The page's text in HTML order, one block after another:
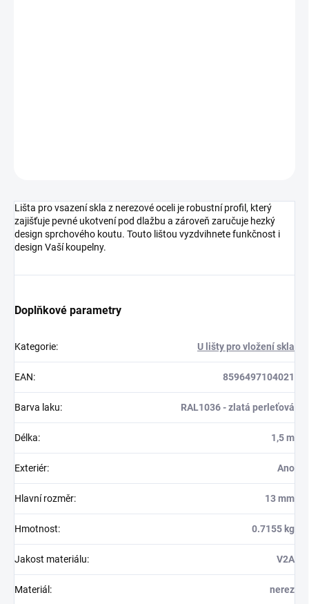
Lišta pro vsazení skla z nerezové oceli je robustní profil, který
zajišťuje pevné ukotvení pod dlažbu a zároveň zaručuje hezký
design sprchového koutu. Touto lištou vyzdvihnete funkčnost i
design Vaší koupelny.
Doplňkové parametry
Kategorie: U lišty pro vložení skla
EAN: 8596497104021
Barva laku: RAL1036 - zlatá perleťová
Délka: 1,5 m
Exteriér: Ano
Hlavní rozměr: 13 mm
Hmotnost: 0.7155 kg
Jakost materiálu: V2A
Materiál : nerez